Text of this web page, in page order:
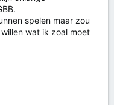
spelen maar zou
wat ik zoal moet